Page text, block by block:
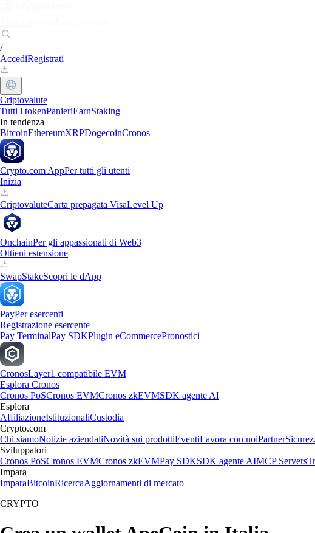
/
AccediRegistrati
Criptovalute
Tutti i tokenPanieriEarnStaking
In tendenza
BitcoinEthereumXRPDogecoinCronos
Crypto.com AppPer tutti gli utenti
Inizia
CriptovaluteCarta prepagata VisaLevel Up
OnchainPer gli appassionati di Web3
Ottieni estensione
SwapStakeScopri le dApp
PayPer esercenti
Registrazione esercente
Pay TerminalPay SDKPlugin eCommercePronostici
CronosLayer1 compatibile EVM
Esplora Cronos
Cronos PoSCronos EVMCronos zkEVMSDK agente AI
Esplora
AffiliazioneIstituzionaliCustodia
Crypto.com
Chi siamoNotizie aziendaliNovità sui prodottiEventiLavora con noiPartner
Sviluppatori
Cronos PoSCronos EVMCronos zkEVMPay SDKSDK agente AIMCP Servers
Impara
ImparaBitcoinRicercaAggiornamenti di mercato
CRYPTO